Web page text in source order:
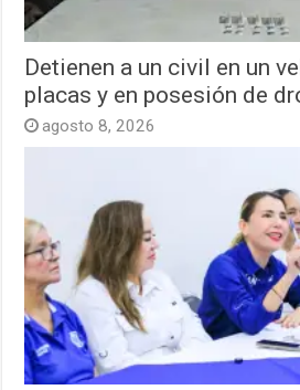
Detienen a un civil en un
placas y en posesión de
agosto 8, 2026